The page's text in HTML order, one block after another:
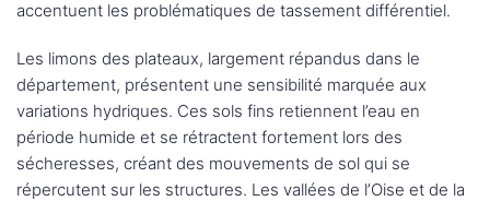
accentuent les problématiques de tassement différentiel.
Les limons des plateaux, largement répandus dans le
département, présentent une sensibilité marquée aux
variations hydriques. Ces sols fins retiennent l’eau en
période humide et se rétractent fortement lors des
sécheresses, créant des mouvements de sol qui se
répercutent sur les structures. Les vallées de l’Oise et de la